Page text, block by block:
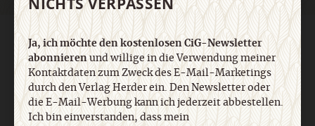
AGB und Widerrufsbelehrung Datenschutz
Barrierefreiheit
Impressum
Vertrag widerrufen Abo online kündigen
Ja, ich möchte den kostenlosen CiG-Newsletter
abonnierenund willige in die Verwendung meiner
Kontaktdaten zum Zweck des E-Mail-Marketings
durch den Verlag Herder ein. Den Newsletter oder
die E-Mail-Werbung kann ich jederzeit abbestellen.
Ich bin einverstanden, dass mein